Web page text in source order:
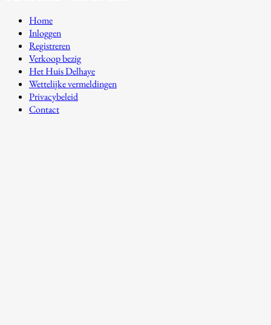
Home
Inloggen
Registreren
Verkoop bezig
Het Huis Delhaye
Wettelijke vermeldingen
Privacybeleid
Contact